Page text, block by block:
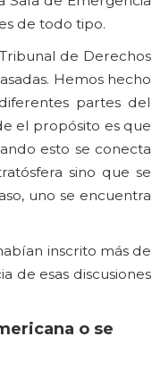
de todo tipo.
de Derechos
Hemos hecho
partes del
el propósito es que
esto se conecta
sino que se
uno se encuentra
inscrito más de
de esas discusiones
o se